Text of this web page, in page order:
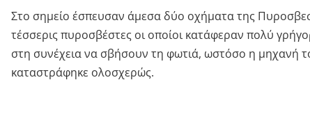
Στο σημείο έσπευσαν άμεσα δύο οχήματα της
τέσσερις πυροσβέστες οι οποίοι κατάφεραν πολύ
στη συνέχεια να σβήσουν τη φωτιά, ωστόσο η μηχανή
καταστράφηκε ολοσχερώς.